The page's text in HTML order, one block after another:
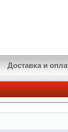
Доставка и